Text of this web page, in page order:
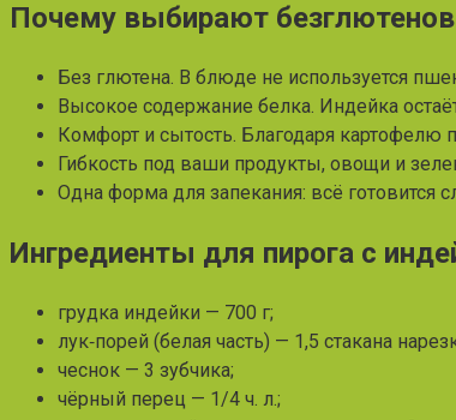
Почему выбирают
Без глютена. В блюде не используется
Высокое содержание белка. Индейка
Комфорт и сытость. Благодаря картофелю
Гибкость под ваши продукты, овощи и
Одна форма для запекания: всё готовится
Ингредиенты для пирога с
грудка индейки — 700 г;
лук‑порей (белая часть) — 1,5 стакана
чеснок — 3 зубчика;
чёрный перец — 1/4 ч. л.;